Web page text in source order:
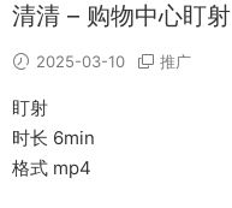
清清 – 购物中心盯射
2025-03-10 推广
盯射
时长 6min
格式 mp4